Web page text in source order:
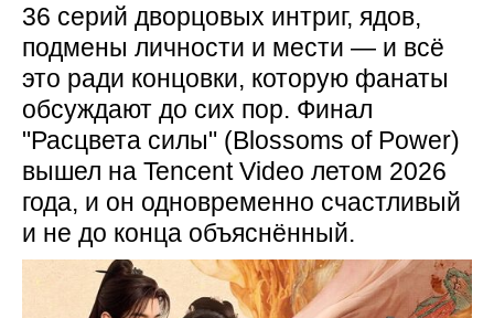
36 серий дворцовых интриг, ядов,
подмены личности и мести — и всё
это ради концовки, которую фанаты
обсуждают до сих пор. Финал
"Расцвета силы" (Blossoms of Power)
вышел на Tencent Video летом 2026
года, и он одновременно счастливый
и не до конца объяснённый.